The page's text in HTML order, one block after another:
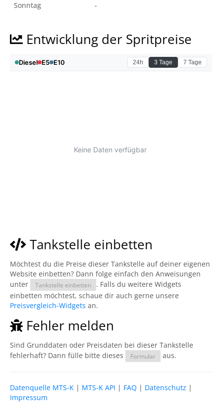
Sonntag
-
Entwicklung der Spritpreise
Tankstelle einbetten
Möchtest du die Preise dieser Tankstelle auf deiner eigenen
Website einbetten? Dann folge einfach den Anweisungen
unter
Tankstelle einbetten
. Falls du weitere Widgets
einbetten möchtest, schaue dir auch gerne unsere
Preisvergleich-Widgets an.
Fehler melden
Sind Grunddaten oder Preisdaten bei dieser Tankstelle
fehlerhaft? Dann fülle bitte dieses
Formular aus.
Datenquelle MTS-K | MTS-K API | FAQ | Datenschutz |
Impressum